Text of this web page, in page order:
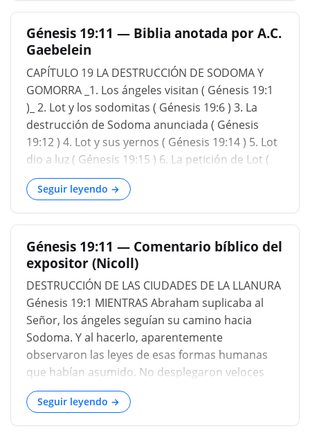
ser justo o justo. Incluso en el juicio, Dios debe
ser justo o equitativo. Dios no puede ser injusto
en ninguna acción en ningún momento. Ahora
bien, esta es un área que Satanás está buscando
constantemente para presentar un caso contra
Dios. ¿Cómo puede un Dios de amor, o un Dios
de amor condenar al infierno eterno a un
hombre que nunca ha oído hablar de Jesucristo?
¿Qué hay de esa persona que vive en África, que
que sufrir...
Génesis 19:11 — Biblia anotada por A.C.
Gaebelein
CAPÍTULO 19 LA DESTRUCCIÓN DE SODOMA Y
GOMORRA _1. Los ángeles visitan ( Génesis 19:1
)_ 2. Lot y los sodomitas ( Génesis 19:6 ) 3. La
destrucción de Sodoma anunciada ( Génesis
19:12 ) 4. Lot y sus yernos ( Génesis 19:14 ) 5. Lot
dio a luz ( Génesis 19:15 ) 6. La petición de Lot (
Génesis 19:18 ) 7. El escape ( Génesis
Seguir leyendo →
Génesis 19:11 — Comentario bíblico del
expositor (Nicoll)
DESTRUCCIÓN DE LAS CIUDADES DE LA LLANURA
Génesis 19:1 MIENTRAS Abraham suplicaba al
Señor, los ángeles seguían su camino hacia
Sodoma. Y al hacerlo, aparentemente
observaron las leyes de esas formas humanas
que habían asumido. No desplegaron veloces
alas y se posaron temprano en la tarde en las
puertas de la ciudad; pero tomando la ruta
habitual, descendieron de las colinas que
Seguir leyendo →